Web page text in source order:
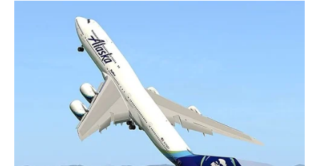
unutrašnji mir koji je dugo tražio. Zato budite otvoreni za
promjene, vjerujte svojoj intuiciji i ne dozvolite da vas
strah zaustavi. Ono što vas čeka moglo bi biti mnogo
ljepše nego što ste se usuđivali zamisliti.